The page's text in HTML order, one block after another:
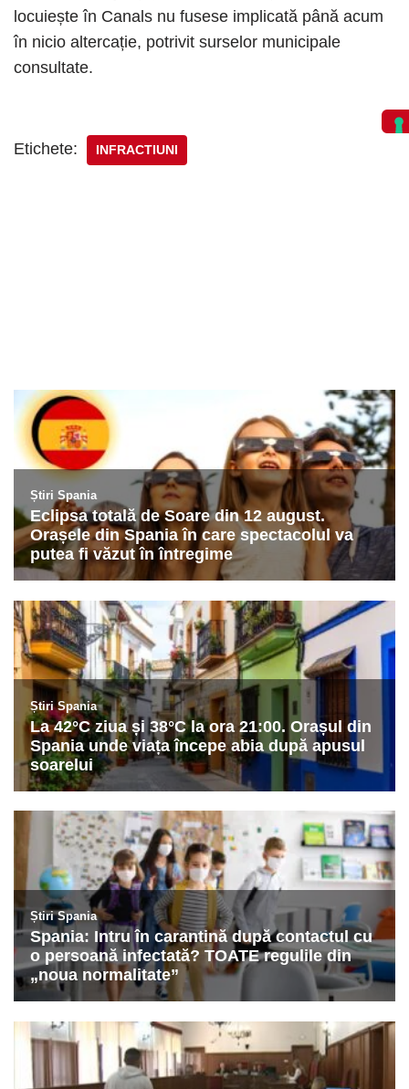
locuiește în Canals nu fusese implicată până acum
în nicio altercație, potrivit surselor municipale
consultate.
Etichete: INFRACTIUNI